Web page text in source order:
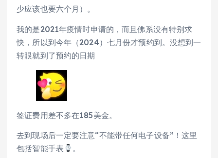
少应该也要六个月）。
我的是2021年疫情时申请的，而且佛系没有特别求
快，所以到今年（2024）七月份才预约到。没想到一
转眼就到了预约的日期
签证费用差不多在185美金。
去到现场后一定要注意“不能带任何电子设备”！这里
包括智能手表
。